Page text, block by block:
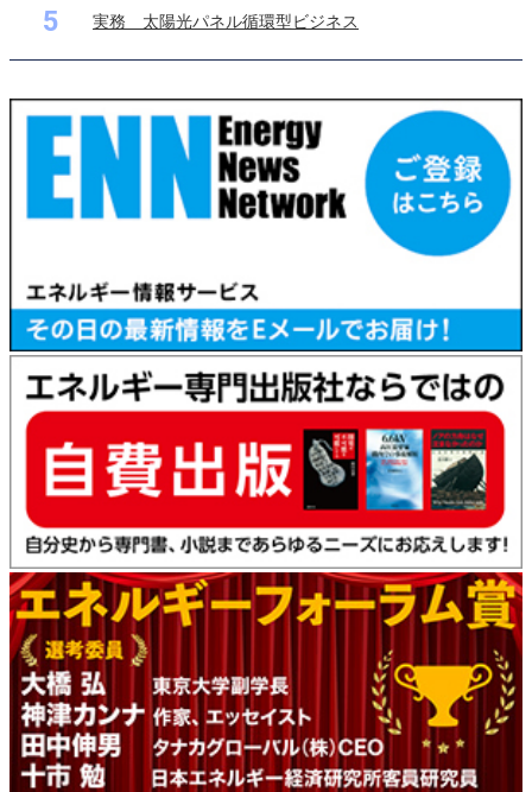
5 実務 太陽光パネル循環型ビジネス